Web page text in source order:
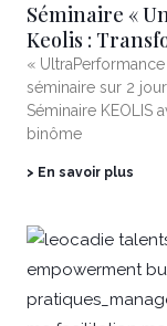
Séminaire «
Keolis :
«
séminaire sur 2
Séminaire KEOLIS
binôme
> En savoir plus